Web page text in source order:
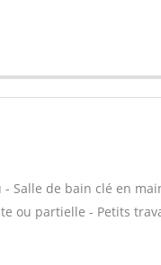
Salle de bain clé en
ou partielle - Petits